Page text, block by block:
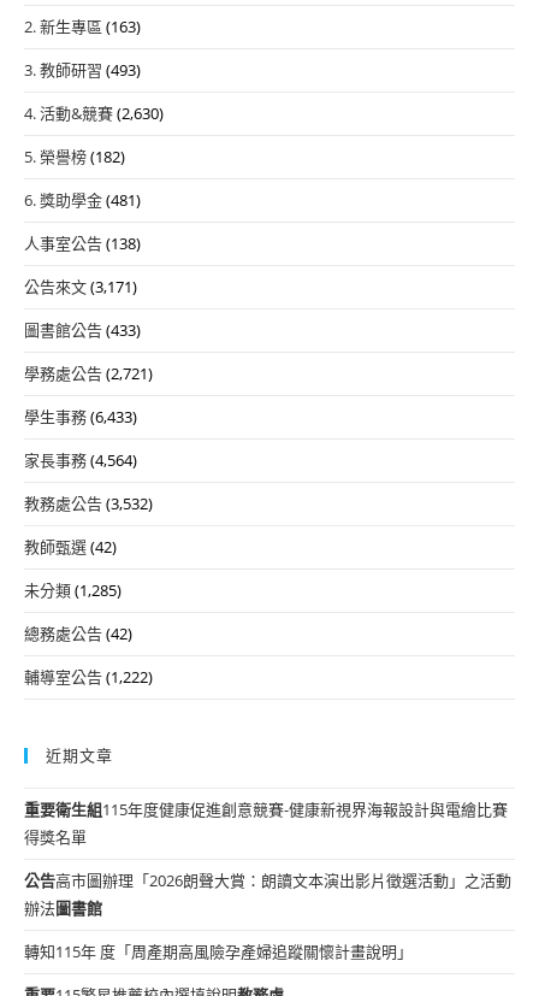
2. 新生專區 (163)
3. 教師研習 (493)
4. 活動&競賽(2,630)
5. 榮譽榜(182)
6. 獎助學金(481)
人事室公告(138)
公告來文(3,171)
圖書館公告(433)
學務處公告(2,721)
學生事務(6,433)
家長事務(4,564)
教務處公告(3,532)
教師甄選(42)
未分類(1,285)
總務處公告(42)
輔導室公告(1,222)
近期文章
重要衛生組115年度健康促進創意競賽-健康新視界海報設計與電繪比賽
得獎名單
公告高市圖辦理「2026朗聲大賞：朗讀文本演出影片徵選活動」之活動
辦法圖書館
轉知115年 度「周產期高風險孕產婦追蹤關懷計畫說明」